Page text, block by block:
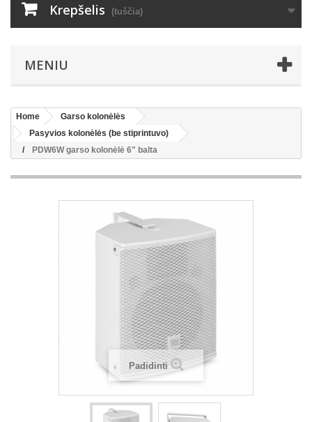
Krepšelis (tuščia)
MENIU
Home
Garso kolonėlės
Pasyvios kolonėlės (be stiprintuvo)
PDW6W garso kolonėlė 6" balta
Padidinti